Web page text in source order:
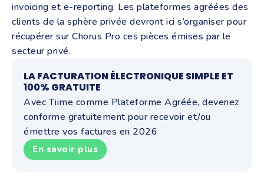
invoicing et e-reporting. Les plateformes agréées des
clients de la sphère privée devront ici s’organiser pour
récupérer sur Chorus Pro ces pièces émises par le
secteur privé.
LA FACTURATION ÉLECTRONIQUE SIMPLE ET
100% GRATUITE
Avec Tiime comme Plateforme Agréée, devenez
conforme gratuitement pour recevoir et/ou
émettre vos factures en 2026
En savoir plus